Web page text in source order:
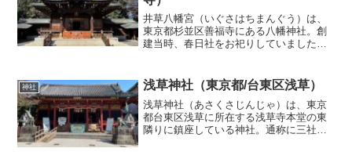
井草八幡宮（いぐさはちまんぐう）は、
東京都杉並区善福寺にある八幡神社。創
建当時、春日社をお祀りしていました
り、それ以来八幡宮を奉斎するようにな
りました。三年に一度、素晴...
神社 浅草神社（東京都/台東区浅草）
浅草神社（あさくさじんじゃ）は、東京
都台東区浅草に所在する浅草寺本堂の東
隣りに鎮座している神社。通称に三社権